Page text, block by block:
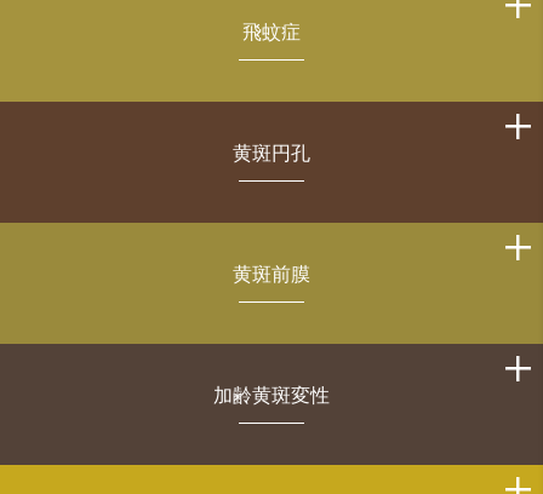
飛蚊症
黄斑円孔
黄斑前膜
加齢黄斑変性